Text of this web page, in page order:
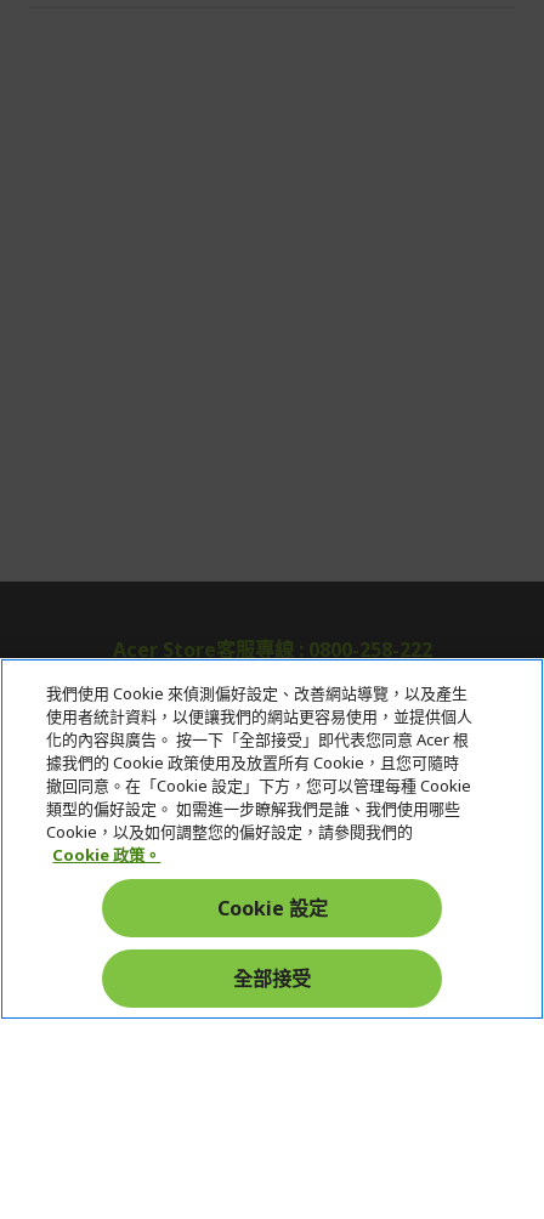
Acer Store客服專線 : 0800-258-222
關於宏碁
服務
宏碁網路商城
在社群上追蹤 Acer
我們使用 Cookie 來偵測偏好設定、改善網站導覽，以及產生
使用者統計資料，以便讓我們的網站更容易使用，並提供個人
化的內容與廣告。 按一下「全部接受」即代表您同意 Acer 根
據我們的 Cookie 政策使用及放置所有 Cookie，且您可隨時
撤回同意。在「Cookie 設定」下方，您可以管理每種 Cookie
類型的偏好設定。 如需進一步瞭解我們是誰、我們使用哪些
Cookie，以及如何調整您的偏好設定，請參閱我們的
Cookie 政策。
Cookie 設定
全部接受